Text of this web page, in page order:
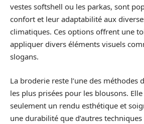
vestes softshell ou les parkas, sont
confort et leur adaptabilité aux
climatiques. Ces options offrent une
appliquer divers éléments visuels
slogans.
La broderie reste l’une des méthodes
les plus prisées pour les blousons.
seulement un rendu esthétique et
une durabilité que d’autres